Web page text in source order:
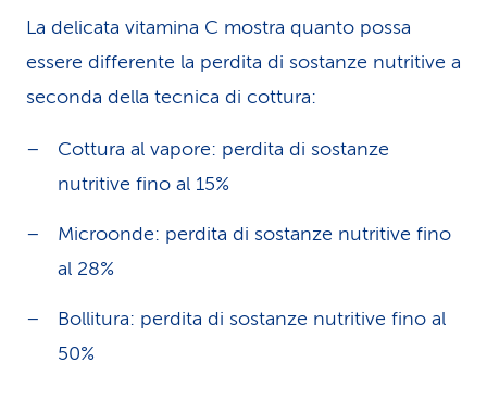
La delicata vitamina C mostra quanto possa
essere differente la perdita di sostanze nutritive a
seconda della tecnica di cottura:
Cottura al vapore: perdita di sostanze
nutritive fino al 15%
Microonde: perdita di sostanze nutritive fino
al 28%
Bollitura: perdita di sostanze nutritive fino al
50%